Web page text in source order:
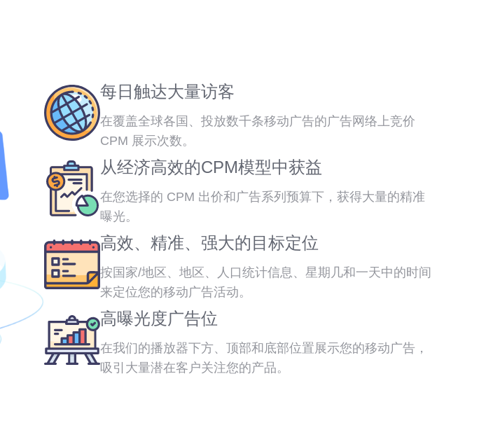
每日触达大量访客
在覆盖全球各国、投放数千条移动广告的广告网络上竞价
CPM 展示次数。
从经济高效的CPM模型中获益
在您选择的 CPM 出价和广告系列预算下，获得大量的精准
曝光。
高效、精准、强大的目标定位
按国家/地区、地区、人口统计信息、星期几和一天中的时间
来定位您的移动广告活动。
高曝光度广告位
在我们的播放器下方、顶部和底部位置展示您的移动广告，
吸引大量潜在客户关注您的产品。